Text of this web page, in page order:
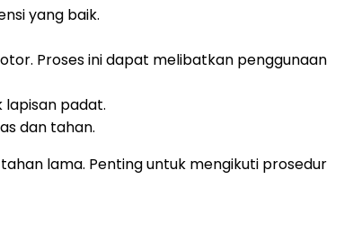
yang baik.
Proses ini dapat melibatkan penggunaan
padat.
dan tahan.
lama. Penting untuk mengikuti prosedur